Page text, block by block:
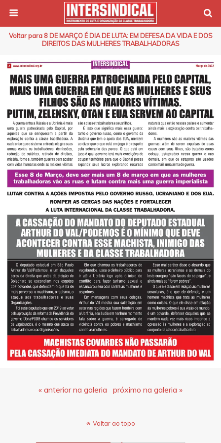
Voltar para 8 DE MARÇO É DIA DE LUTA: EM DEFESA DA VIDA E DOS
DIREITOS DAS MULHERES TRABALHADORAS
« anterior na galeria próximo na galeria »
Voltar ao topo